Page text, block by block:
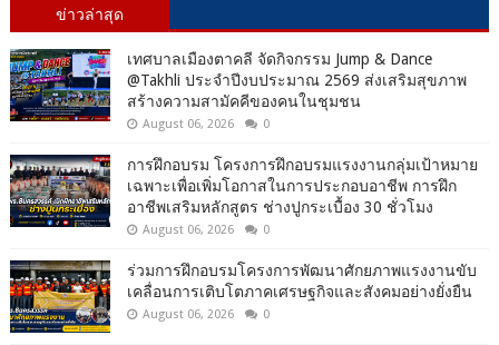
ข่าวล่าสุด
เทศบาลเมืองตาคลี จัดกิจกรรม Jump & Dance
@Takhli ประจำปีงบประมาณ 2569 ส่งเสริมสุขภาพ
สร้างความสามัคคีของคนในชุมชน
August 06, 2026 0
การฝึกอบรม โครงการฝึกอบรมแรงงานกลุ่มเป้าหมาย
เฉพาะเพื่อเพิ่มโอกาสในการประกอบอาชีพ การฝึก
อาชีพเสริมหลักสูตร ช่างปูกระเบื้อง 30 ชั่วโมง
August 06, 2026 0
ร่วมการฝึกอบรมโครงการพัฒนาศักยภาพแรงงานขับ
เคลื่อนการเติบโตภาคเศรษฐกิจและสังคมอย่างยั่งยืน
August 06, 2026 0